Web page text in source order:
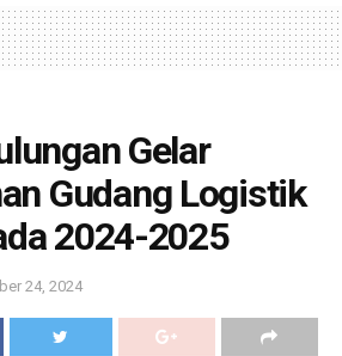
Gelar
Gudang Logistik
2024-2025
24, 2024